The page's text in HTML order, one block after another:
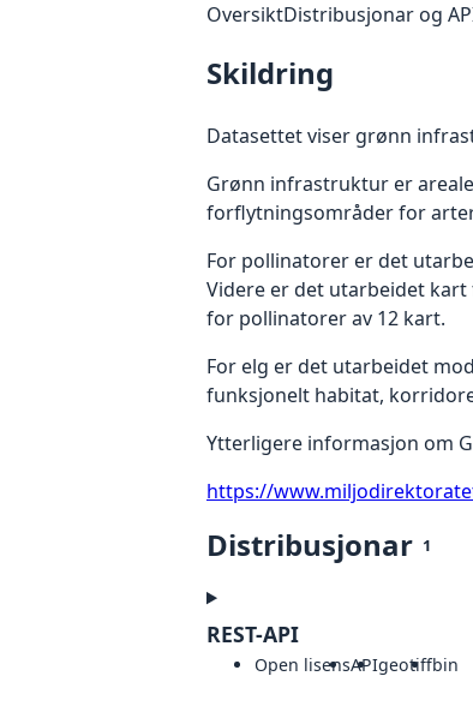
OversiktDistribusjonar og
Skildring
Datasettet viser grønn
Grønn infrastruktur er
forflytningsområder for
For pollinatorer er det
Videre er det utarbeidet
for pollinatorer av 12 kart.
For elg er det utarbeidet
funksjonelt habitat,
Ytterligere informasjon om
https://
Distribusjonar 1
REST-API
Open lisensAPIgeotiffbin